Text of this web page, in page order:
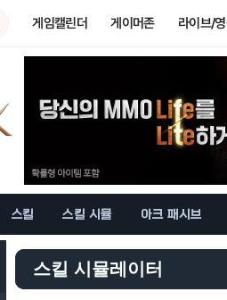
게임캘린더 게이머존 라이브/
스킬 스킬 시뮬 아크 패시브
스킬 시뮬레이터